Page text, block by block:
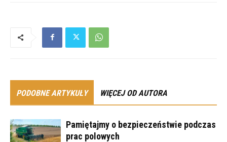
PODOBNE ARTYKUŁY WIĘCEJ OD AUTORA
Pamiętajmy o bezpieczeństwie podczas
prac polowych